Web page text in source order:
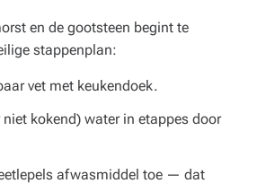
en de gootsteen begint te
stappenplan:
vet met keukendoek.
niet kokend) water in etappes door
afwasmiddel toe — dat